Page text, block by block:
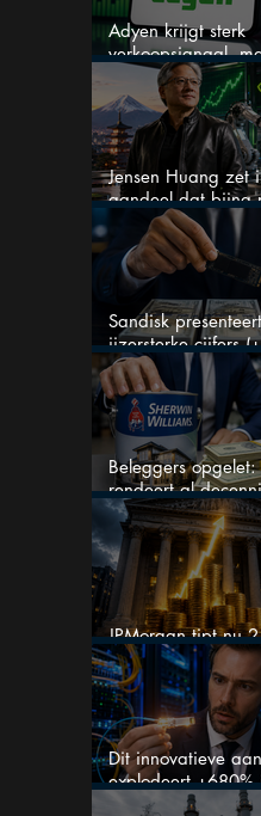
Adyen krijgt sterk
verkoopsignaal,
analisten zien juist
koopkans
Jensen Huang zet
aandeel dat bijna
Sandisk
ijzersterke cijfers
omzetgroei), toch
aandeel weg
Beleggers opgelet:
rendeert al
op je watchlist
JPMorgan tipt nu
voor augustus
Dit innovatieve
explodeert +680%
en blijft maar stijgen